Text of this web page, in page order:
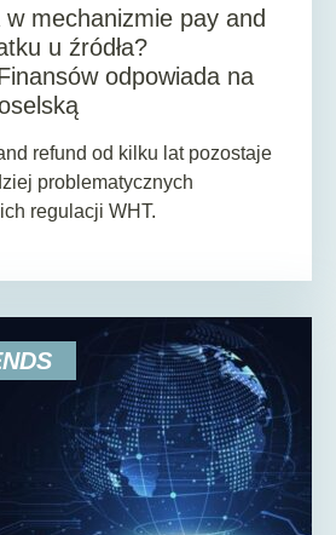
mechanizmie pay and
u źródła?
odpowiada na
refund od kilku lat pozostaje
problematycznych
regulacji WHT.